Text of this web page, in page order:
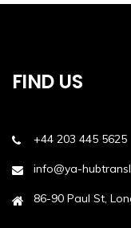
FIND US
+44 203 445 5625
info@ya-
86-90 Paul St,